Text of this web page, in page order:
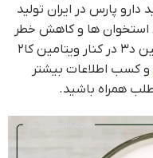
پارس در ایران تولید
ها و کاهش خطر
رسوب آن در عروق از مکمل های ویتامین د۳ در کنار ویتامین کا۲
و کسب اطلاعات بیشتر
همراه باشید.